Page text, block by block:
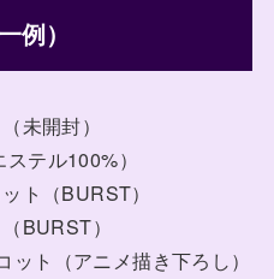
例）
未開封）
テル100%）
ト（BURST）
BURST）
ット（アニメ描き下ろし）